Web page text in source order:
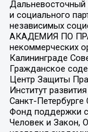
Дальневосточный
и социального
независимых
АКАДЕМИЯ ПО
некоммерческих
Калининграде
Гражданское
Центр Защиты
Институт
Санкт-
Фонд поддержки
Человек и Закон,